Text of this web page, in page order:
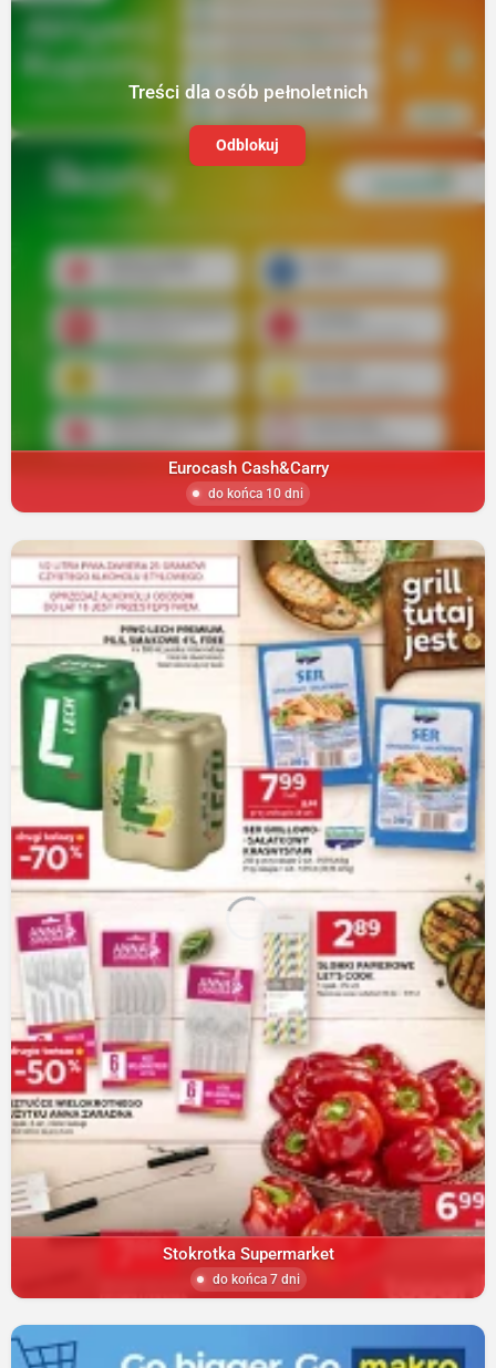
Treści dla osób pełnoletnich
Odblokuj
Eurocash Cash&Carry
do końca 10 dni
Stokrotka Supermarket
do końca 7 dni